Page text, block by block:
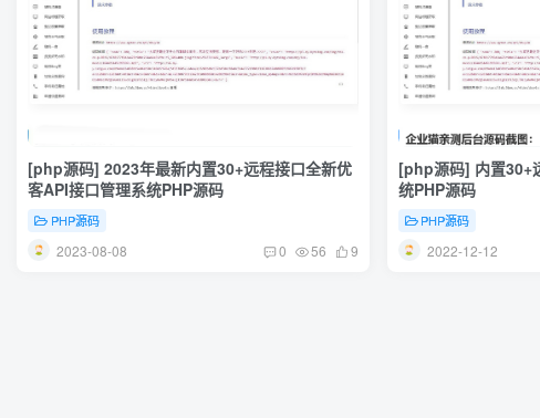
[php源码] 2023年最新内置30+远程接口全新优
客API接口管理系统PHP源码
PHP源码
2023-08-08 0 56 9
[php源码] 内置30+
统PHP源码
PHP源码
2022-12-12